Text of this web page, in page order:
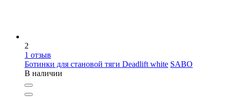
2
1 отзыв
Ботинки для становой тяги Deadlift white SABO
В наличии